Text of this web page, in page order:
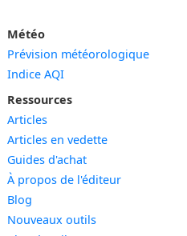
Widget
Météo
Prévision météorologique
Indice AQI
Ressources
Articles
Articles en vedette
Guides d'achat
À propos de l'éditeur
Blog
Nouveaux outils